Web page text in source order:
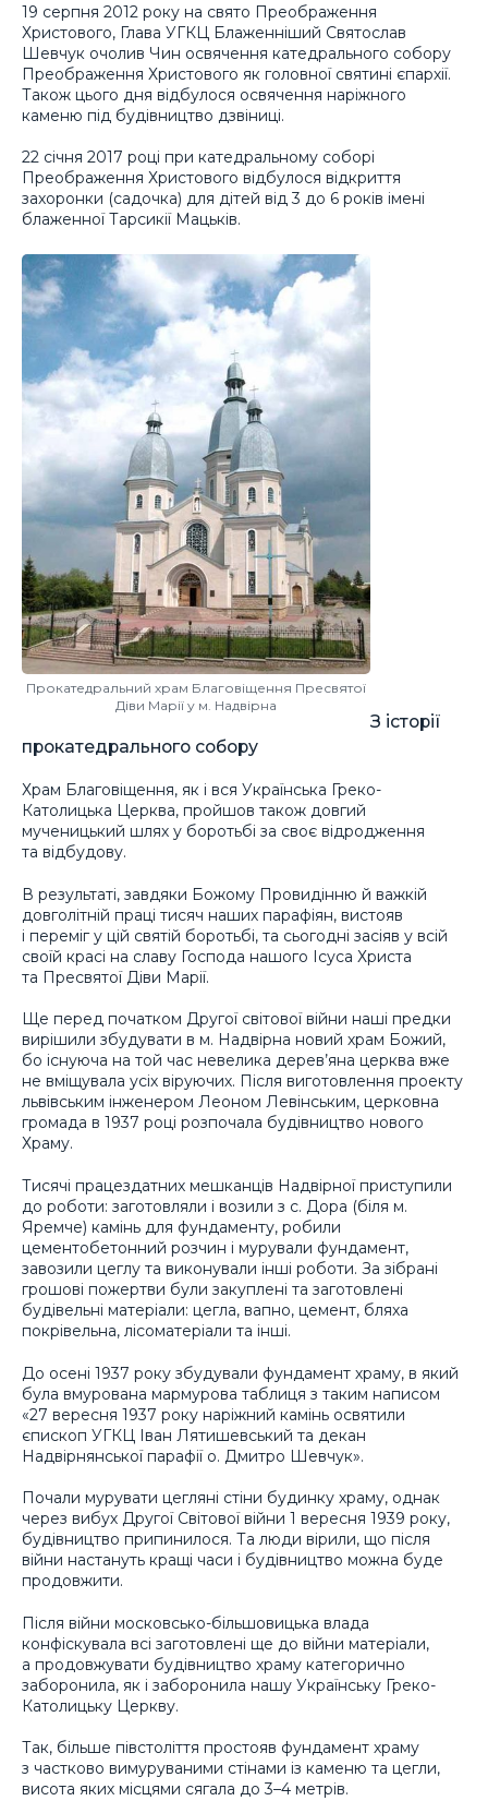
19 серпня 2012 року на свято Преображення
Христового, Глава УГКЦ Блаженніший Святослав
Шевчук очолив Чин освячення катедрального собору
Преображення Христового як головної святині єпархії.
Також цього дня відбулося освячення наріжного
каменю під будівництво дзвіниці.
22 січня 2017 році при катедральному соборі
Преображення Христового відбулося відкриття
захоронки (садочка) для дітей від 3 до 6 років імені
блаженної Тарсикії Мацьків.
Прокатедральний храм Благовіщення Пресвятої
Діви Марії у м. Надвірна
З історії
прокатедрального собору
Храм Благовіщення, як і вся Українська Греко-
Католицька Церква, пройшов також довгий
мученицький шлях у боротьбі за своє відродження
та відбудову.
В результаті, завдяки Божому Провидінню й важкій
довголітній праці тисяч наших парафіян, вистояв
і переміг у цій святій боротьбі, та сьогодні засіяв у всій
своїй красі на славу Господа нашого Ісуса Христа
та Пресвятої Діви Марії.
Ще перед початком Другої світової війни наші предки
вирішили збудувати в м. Надвірна новий храм Божий,
бо існуюча на той час невелика дерев’яна церква вже
не вміщувала усіх віруючих. Після виготовлення проекту
львівським інженером Леоном Левінським, церковна
громада в 1937 році розпочала будівництво нового
Храму.
Тисячі працездатних мешканців Надвірної приступили
до роботи: заготовляли і возили з с. Дора (біля м.
Яремче) камінь для фундаменту, робили
цементобетонний розчин і мурували фундамент,
завозили цеглу та виконували інші роботи. За зібрані
грошові пожертви були закуплені та заготовлені
будівельні матеріали: цегла, вапно, цемент, бляха
покрівельна, лісоматеріали та інші.
До осені 1937 року збудували фундамент храму, в який
була вмурована мармурова таблиця з таким написом
«27 вересня 1937 року наріжний камінь освятили
єпископ УГКЦ Іван Лятишевський та декан
Надвірнянської парафії о. Дмитро Шевчук».
Почали мурувати цегляні стіни будинку храму, однак
через вибух Другої Світової війни 1 вересня 1939 року,
будівництво припинилося. Та люди вірили, що після
війни настануть кращі часи і будівництво можна буде
продовжити.
Після війни московсько-більшовицька влада
конфіскувала всі заготовлені ще до війни матеріали,
а продовжувати будівництво храму категорично
заборонила, як і заборонила нашу Українську Греко-
Католицьку Церкву.
Так, більше півстоліття простояв фундамент храму
з частково вимуруваними стінами із каменю та цегли,
висота яких місцями сягала до 3–4 метрів.